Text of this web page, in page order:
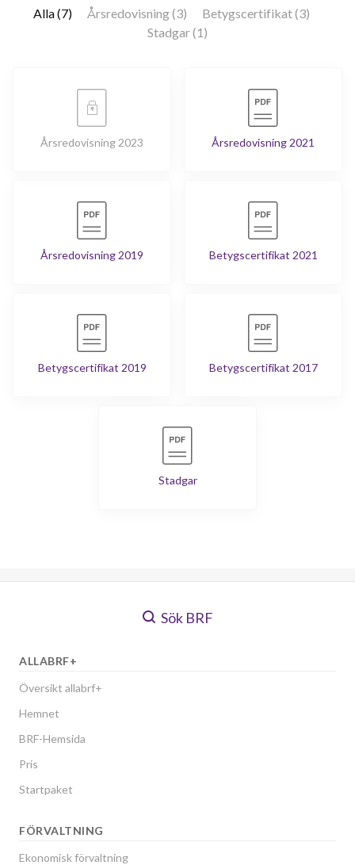
Alla (7) Årsredovisning (3)
Betygscertifikat (3)
Stadgar (1)
Årsredovisning 2023 Årsredovisning 2021
Årsredovisning 2019 Betygscertifikat 2021
Betygscertifikat 2019 Betygscertifikat 2017
Stadgar
Sök BRF
ALLABRF+
Översikt allabrf+
Hemnet
BRF-Hemsida
Pris
Startpaket
FÖRVALTNING
Ekonomisk förvaltning